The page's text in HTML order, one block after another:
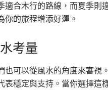
適合木行的路線，而夏季則
你的旅程增添好運。
考量
也可以從風水的角度來審視
表穩定與支持。當你選擇